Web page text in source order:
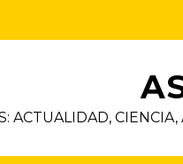
ACTUALIDAD,